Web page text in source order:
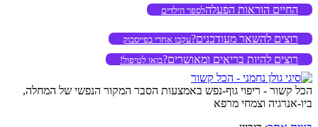
החיים הוראות הפעלהלספר הילדים
רוצים להשאר מעודכנים?עקבו אחרי בפייסבוק
רוצים להיות בריאים ומאושרים?בואו לטיפול!
הכל קשור - ריפוי גוף-נפש באמצעות הסבר המקור הנפשי של המחלה,
ביו-אנרגיה וצמחי מרפא